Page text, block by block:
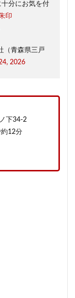
分にお気を付
印
（青森県三戸
2026
下34-2
12分